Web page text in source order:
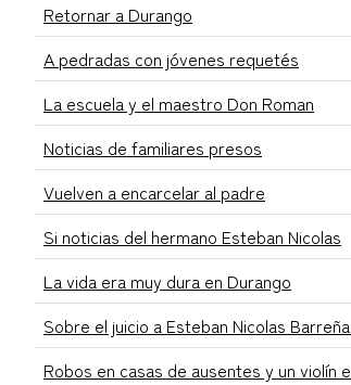
Retornar a Durango
A pedradas con jóvenes requetés
La escuela y el maestro Don Roman
Noticias de familiares presos
Vuelven a encarcelar al padre
Si noticias del hermano Esteban Nicolas
La vida era muy dura en Durango
Sobre el juicio a Esteban Nicolas
Robos en casas de ausentes y un violín